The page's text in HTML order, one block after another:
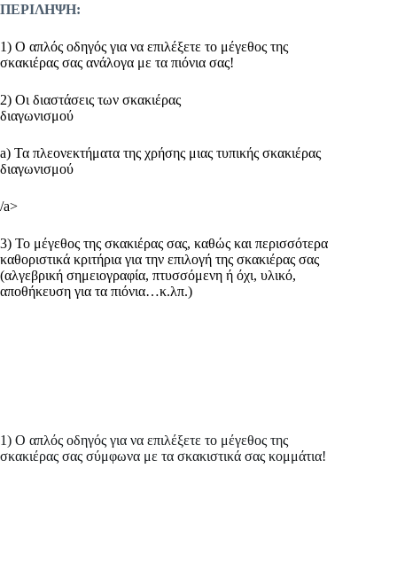
ΠΕΡΙΛΗΨΗ:
1) Ο απλός οδηγός για να επιλέξετε το μέγεθος της
σκακιέρας σας ανάλογα με τα πιόνια σας!
2) Οι διαστάσεις των σκακιέρας
διαγωνισμού
a) Τα πλεονεκτήματα της χρήσης μιας τυπικής σκακιέρας
διαγωνισμού
/a>
3) Το μέγεθος της σκακιέρας σας, καθώς και περισσότερα
καθοριστικά κριτήρια για την επιλογή της σκακιέρας σας
(αλγεβρική σημειογραφία, πτυσσόμενη ή όχι, υλικό,
αποθήκευση για τα πιόνια…κ.λπ.)
1) Ο απλός οδηγός για να επιλέξετε το μέγεθος της
σκακιέρας σας σύμφωνα με τα σκακιστικά σας κομμάτια!